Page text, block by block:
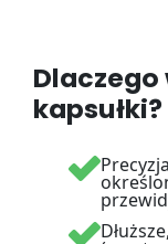
kapsułki?